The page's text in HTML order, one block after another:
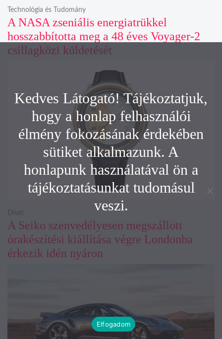
A NASA zseniális energiatrükkel
hosszabbította meg a 48 éves Voyager-2
csillagközi küldetését
Technológia és Tudomány
A Seiko szenvedélyesen megszállott
órakészítési kiállítása végre Londonba
érkezik idén nyáron
Divat
Kedves Látogató! Tájékoztatjuk,
hogy a honlap felhasználói
élmény fokozásának érdekében
sütiket alkalmazunk. A
honlapunk használatával ön a
tájékoztatásunkat tudomásul
veszi.
Elfogadom